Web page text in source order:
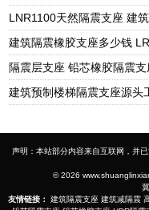
声明：本站部分内容来自互联网，并
© 2026
友情链接：
建筑隔震支座 建筑减隔震